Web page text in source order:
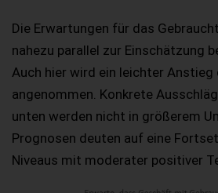
Die Erwartungen für das
nahezu parallel zur Einschätzung
Auch hier wird ein leichter Anstieg
angenommen. Konkrete
unten werden nicht in größerem
Prognosen deuten auf eine
Niveaus mit moderater positiver